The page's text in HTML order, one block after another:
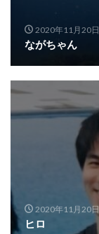
2020年11月20日
ながちゃん
2020年11月20日
ヒロ